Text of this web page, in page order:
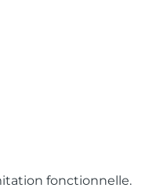
fonctionnelle.